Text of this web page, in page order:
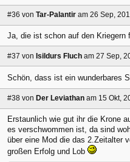
#36 von Tar-Palantir am 26 Sep,
Ja, die ist schon auf den Kriegern
#37 von Isildurs Fluch am 27 Sep,
Schön, dass ist ein wunderbares
#38 von Der Leviathan am 15 Okt,
Erstaunlich wie gut ihr die Krone
es verschwommen ist, da sind
über eine Mod die das 2.Zeitalter
großen Erfolg und Lob